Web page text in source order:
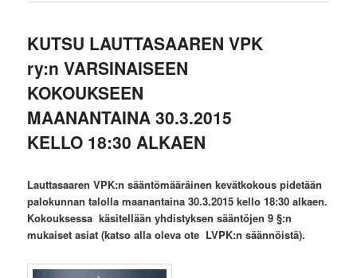
KUTSU LAUTTASAAREN VPK
ry:n VARSINAISEEN
KOKOUKSEEN
MAANANTAINA 30.3.2015
KELLO 18:30 ALKAEN
Lauttasaaren VPK:n sääntömääräinen kevätkokous pidetään
palokunnan talolla maanantaina 30.3.2015 kello 18:30 alkaen.
Kokouksessa käsitellään yhdistyksen sääntöjen 9 §:n
mukaiset asiat (katso alla oleva ote LVPK:n säännöistä).